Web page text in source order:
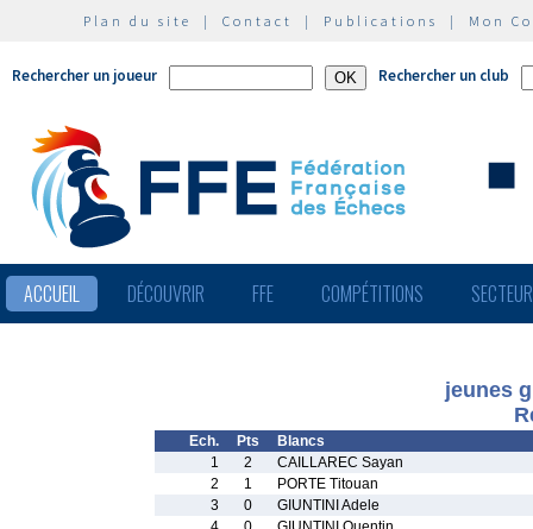
Plan du site | Contact | Publications | Mon
Rechercher un joueur Rechercher un club
ACCUEIL DÉCOUVRIR FFE COMPÉTITIONS
jeunes
Ech. Pts
Blancs
1
2
CAILLAREC Sayan
2
1
PORTE Titouan
3
0
GIUNTINI Adele